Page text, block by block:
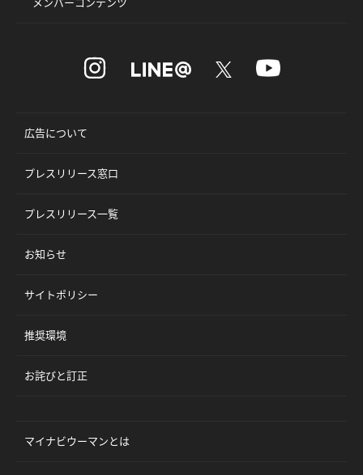
広告について
プレスリリース窓口
プレスリリース一覧
お知らせ
サイトポリシー
推奨環境
お詫びと訂正
マイナビウーマンとは